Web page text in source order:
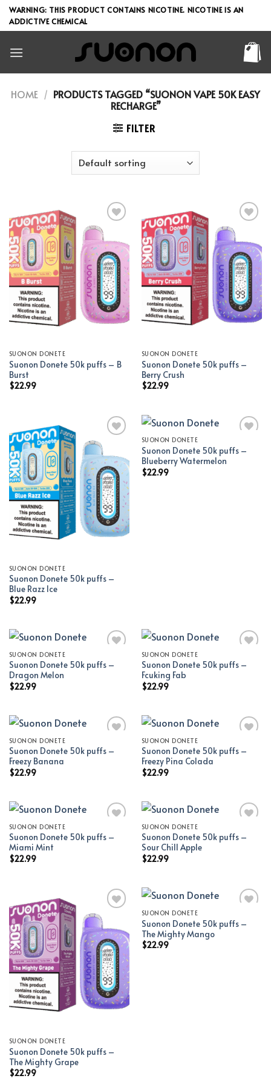
Skip
to
WARNING: THIS PRODUCT CONTAINS NICOTINE. NICOTINE IS AN
ADDICTIVE CHEMICAL
HOME / PRODUCTS TAGGED “SUONON VAPE 50K EASY
RECHARGE”
FILTER
Add to wishlist
SUONON DONETE
Suonon Donete 50k puffs – B
Burst
$22.99
Add to wishlist
SUONON DONETE
Suonon Donete 50k puffs –
Berry Crush
$22.99
Add to wishlist
SUONON DONETE
Suonon Donete 50k puffs –
Blue Razz Ice
$22.99
Add to wishlist
SUONON DONETE
Suonon Donete 50k puffs –
Blueberry Watermelon
$22.99
Add to wishlist
SUONON DONETE
Suonon Donete 50k puffs –
Dragon Melon
$22.99
Add to wishlist
SUONON DONETE
Suonon Donete 50k puffs –
Fcuking Fab
$22.99
Add to wishlist
SUONON DONETE
Suonon Donete 50k puffs –
Freezy Banana
$22.99
Add to wishlist
SUONON DONETE
Suonon Donete 50k puffs –
Freezy Pina Colada
$22.99
Add to wishlist
SUONON DONETE
Suonon Donete 50k puffs –
Miami Mint
$22.99
Add to wishlist
SUONON DONETE
Suonon Donete 50k puffs –
Sour Chill Apple
$22.99
Add to wishlist
SUONON DONETE
Suonon Donete 50k puffs –
The Mighty Grape
$22.99
Add to wishlist
SUONON DONETE
Suonon Donete 50k puffs –
The Mighty Mango
$22.99